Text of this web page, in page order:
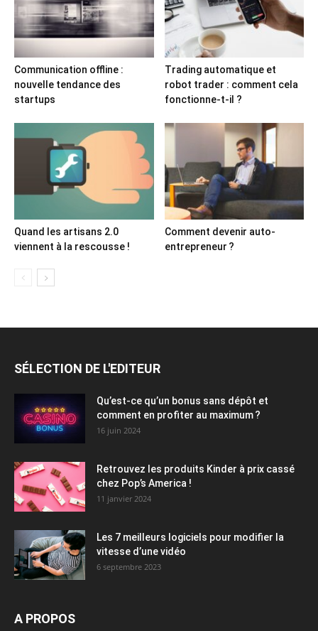
Communication offline :
nouvelle tendance des
startups
Trading automatique et
robot trader : comment cela
fonctionne-t-il ?
Quand les artisans 2.0
viennent à la rescousse !
Comment devenir auto-
entrepreneur ?
SÉLECTION DE L'EDITEUR
Qu’est-ce qu’un bonus sans dépôt et
comment en profiter au maximum ?
16 juin 2024
Retrouvez les produits Kinder à prix cassé
chez Pop’s America !
11 janvier 2024
Les 7 meilleurs logiciels pour modifier la
vitesse d’une vidéo
6 septembre 2023
A PROPOS